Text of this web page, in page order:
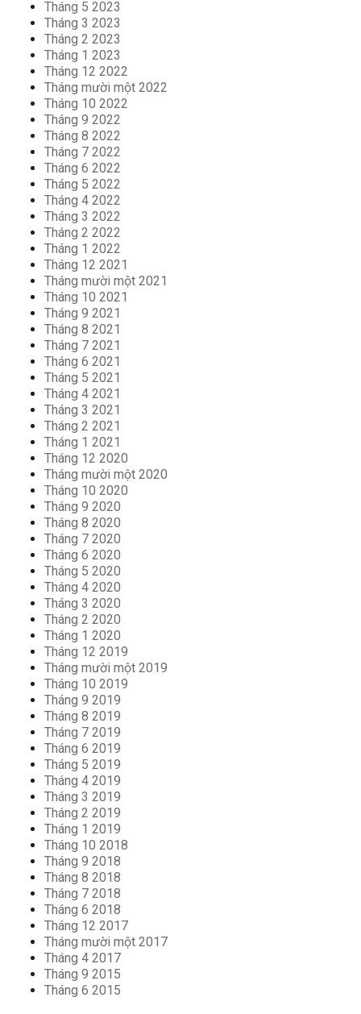
Tháng 5 2023
Tháng 3 2023
Tháng 2 2023
Tháng 1 2023
Tháng 12 2022
Tháng mười một 2022
Tháng 10 2022
Tháng 9 2022
Tháng 8 2022
Tháng 7 2022
Tháng 6 2022
Tháng 5 2022
Tháng 4 2022
Tháng 3 2022
Tháng 2 2022
Tháng 1 2022
Tháng 12 2021
Tháng mười một 2021
Tháng 10 2021
Tháng 9 2021
Tháng 8 2021
Tháng 7 2021
Tháng 6 2021
Tháng 5 2021
Tháng 4 2021
Tháng 3 2021
Tháng 2 2021
Tháng 1 2021
Tháng 12 2020
Tháng mười một 2020
Tháng 10 2020
Tháng 9 2020
Tháng 8 2020
Tháng 7 2020
Tháng 6 2020
Tháng 5 2020
Tháng 4 2020
Tháng 3 2020
Tháng 2 2020
Tháng 1 2020
Tháng 12 2019
Tháng mười một 2019
Tháng 10 2019
Tháng 9 2019
Tháng 8 2019
Tháng 7 2019
Tháng 6 2019
Tháng 5 2019
Tháng 4 2019
Tháng 3 2019
Tháng 2 2019
Tháng 1 2019
Tháng 10 2018
Tháng 9 2018
Tháng 8 2018
Tháng 7 2018
Tháng 6 2018
Tháng 12 2017
Tháng mười một 2017
Tháng 4 2017
Tháng 9 2015
Tháng 6 2015